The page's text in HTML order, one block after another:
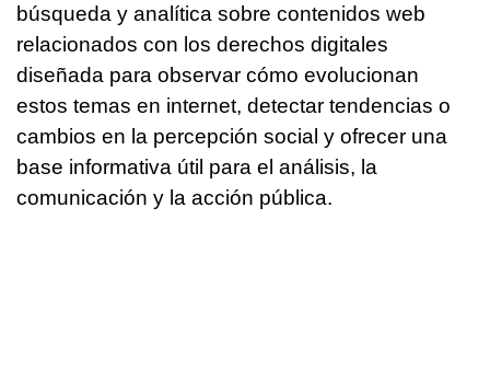
búsqueda y analítica sobre contenidos web
relacionados con los derechos digitales
diseñada para observar cómo evolucionan
estos temas en internet, detectar tendencias o
cambios en la percepción social y ofrecer una
base informativa útil para el análisis, la
comunicación y la acción pública.